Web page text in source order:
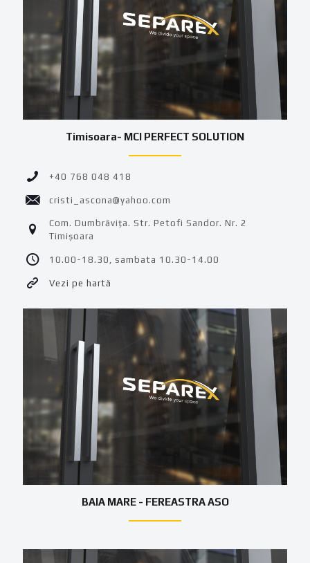
Timisoara- MCI PERFECT SOLUTION
+40 768 048 418
cristi_ascona@yahoo.com
Com. Dumbrăvița. Str. Petofi Sandor. Nr. 2
Timișoara
10.00-18.30, sambata 10.30-14.00
Vezi pe hartă
BAIA MARE - FEREASTRA ASO